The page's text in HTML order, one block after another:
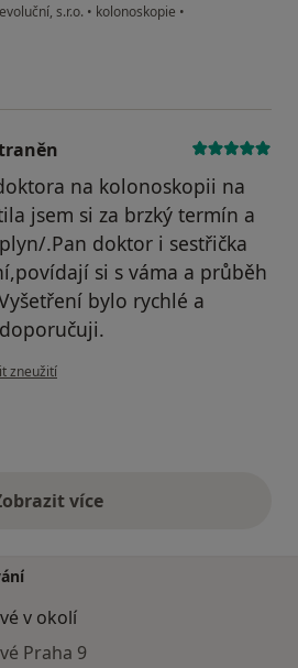
s.r.o. • kolonoskopie •
byl odstraněn
na kolonoskopii na
jsem si za brzký termín a
.Pan doktor i sestřička
si s váma a průběh
bylo rychlé a
uživatele Váš účet byl odstraněn
zneužití
více
výše uvedené názory
v okolí
Praha 9